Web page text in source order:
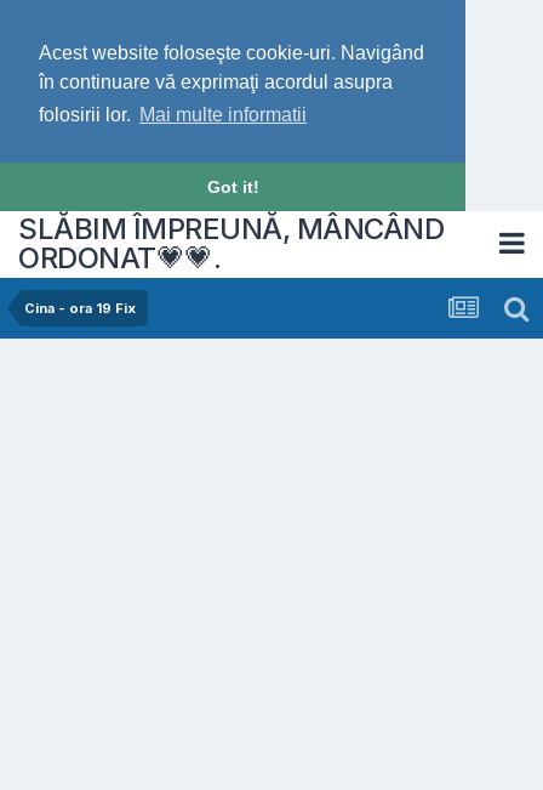
Acest website foloseşte cookie-uri. Navigând
în continuare vă exprimaţi acordul asupra
folosirii lor. Mai multe informatii
Got it!
SLĂBIM ÎMPREUNĂ, MÂNCÂND
ORDONAT💗💗.
Cina - ora 19 Fix